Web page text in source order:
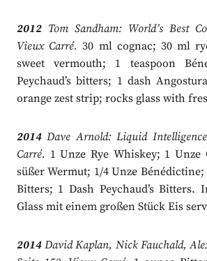
2012Tom Sandham: World’s Best
Vieux Carré. 30 ml cognac; 30 ml
sweet vermouth; 1 teaspoon
Peychaud’s bitters; 1 dash
orange zest strip; rocks glass with
2014Dave Arnold: Liquid
Carré. 1 Unze Rye Whiskey; 1 Unze
süßer Wermut; 1/4 Unze
Bitters; 1 Dash Peychaud’s Bitters.
Glass mit einem großen Stück Eis
2014David Kaplan, Nick Fauchald,